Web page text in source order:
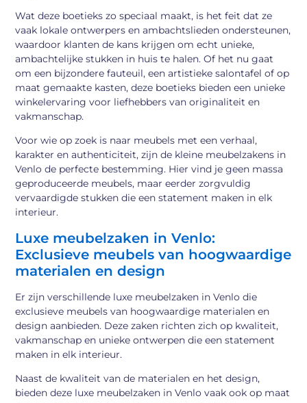
Wat deze boetieks zo speciaal maakt, is het feit dat ze
vaak lokale ontwerpers en ambachtslieden ondersteunen,
waardoor klanten de kans krijgen om echt unieke,
ambachtelijke stukken in huis te halen. Of het nu gaat
om een bijzondere fauteuil, een artistieke salontafel of op
maat gemaakte kasten, deze boetieks bieden een unieke
winkelervaring voor liefhebbers van originaliteit en
vakmanschap.
Voor wie op zoek is naar meubels met een verhaal,
karakter en authenticiteit, zijn de kleine meubelzakens in
Venlo de perfecte bestemming. Hier vind je geen massa
geproduceerde meubels, maar eerder zorgvuldig
vervaardigde stukken die een statement maken in elk
interieur.
Luxe meubelzaken in Venlo:
Exclusieve meubels van hoogwaardige
materialen en design
Er zijn verschillende luxe meubelzaken in Venlo die
exclusieve meubels van hoogwaardige materialen en
design aanbieden. Deze zaken richten zich op kwaliteit,
vakmanschap en unieke ontwerpen die een statement
maken in elk interieur.
Naast de kwaliteit van de materialen en het design,
bieden deze luxe meubelzaken in Venlo vaak ook op maat